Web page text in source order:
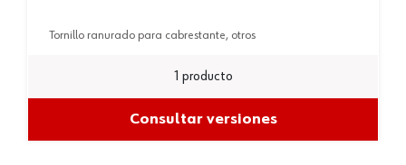
tornillo ranurado para cabrestante, otros
1 producto
Consultar versiones